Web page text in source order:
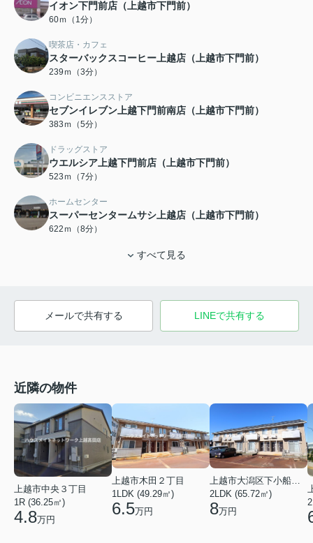
イオン下門前店（上越市下門前）
60ｍ（1分）
喫茶店・カフェ
スターバックスコーヒー上越店（上越市下門前）
239ｍ（3分）
コンビニエンスストア
セブンイレブン上越下門前南店（上越市下門前）
383ｍ（5分）
ドラッグストア
ウエルシア上越下門前店（上越市下門前）
523ｍ（7分）
ホームセンター
スーパーセンタームサシ上越店（上越市下門前）
622ｍ（8分）
すべて見る
メールで共有する LINEで共有する
近隣の物件
上越市中央３丁目
1R (36.25㎡)
4.8万円
上越市木田２丁目
1LDK (49.29㎡)
6.5万円
上越市大潟区下小船津浜
2LDK (65.72㎡)
8万円